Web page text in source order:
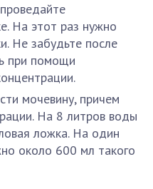
На этот раз нужно
Не забудьте после
при помощи
мочевину, причем
На 8 литров воды
ложка. На один
около 600 мл такого